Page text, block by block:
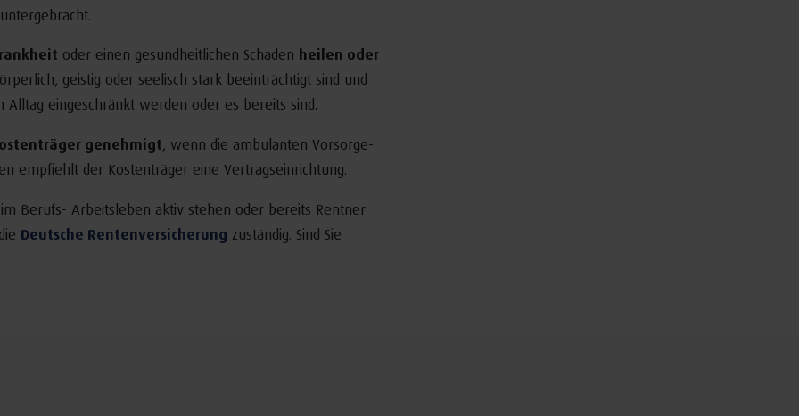
untergebracht.
oder einen gesundheitlichen Schaden heilen oder
geistig oder seelisch stark beeinträchtigt sind und
eingeschränkt werden oder es bereits sind.
genehmigt, wenn die ambulanten Vorsorge-
empfiehlt der Kostenträger eine Vertragseinrichtung.
Berufs- Arbeitsleben aktiv stehen oder bereits Rentner
Deutsche Rentenversicherung zuständig. Sind Sie